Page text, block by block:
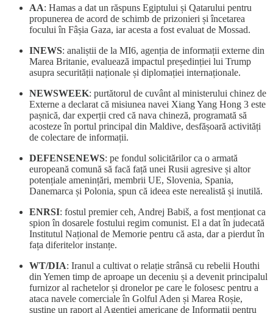
AA: Hamas a dat un răspuns Egiptului și Qatarului pentru
propunerea de acord de schimb de prizonieri și încetarea
focului în Fâșia Gaza, iar acesta a fost evaluat de Mossad.
INEWS: analiștii de la MI6, agenția de informații externe din
Marea Britanie, evaluează impactul președinției lui Trump
asupra securității naționale și diplomației internaționale.
NEWSWEEK: purtătorul de cuvânt al ministerului chinez de
Externe a declarat că misiunea navei Xiang Yang Hong 3 este
pașnică, dar experții cred că nava chineză, programată să
acosteze în portul principal din Maldive, desfășoară activități
de colectare de informații.
DEFENSENEWS: pe fondul solicitărilor ca o armată
europeană comună să facă față unei Rusii agresive și altor
potențiale amenințări, membrii UE, Slovenia, Spania,
Danemarca și Polonia, spun că ideea este nerealistă și inutilă.
ENRSI: fostul premier ceh, Andrej Babiš, a fost menționat ca
spion în dosarele fostului regim comunist. El a dat în judecată
Institutul Național de Memorie pentru că asta, dar a pierdut în
fața diferitelor instanțe.
WT/DIA: Iranul a cultivat o relație strânsă cu rebelii Houthi
din Yemen timp de aproape un deceniu și a devenit principalul
furnizor al rachetelor și dronelor pe care le folosesc pentru a
ataca navele comerciale în Golful Aden și Marea Roșie,
susține un raport al Agenției americane de Informații pentru